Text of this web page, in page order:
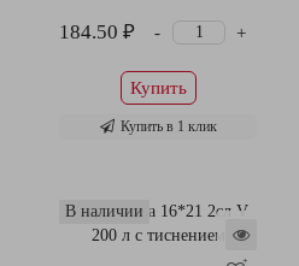
184.50 ₽ +
-
Купить
Купить в 1 клик
В наличии